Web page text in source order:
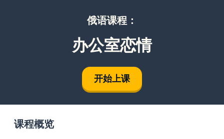
俄语课程：
办公室恋情
开始上课
课程概览